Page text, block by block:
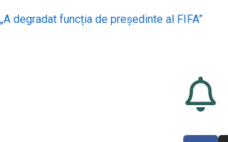
degradat funcția de președinte al FIFA”